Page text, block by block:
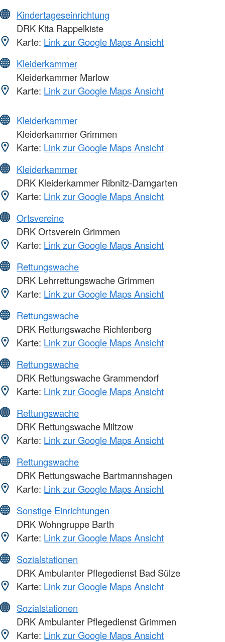
Kindertageseinrichtung
DRK Kita Rappelkiste
Karte: Link zur Google Maps Ansicht
Kleiderkammer
Kleiderkammer Marlow
Karte: Link zur Google Maps Ansicht
Kleiderkammer
Kleiderkammer Grimmen
Karte: Link zur Google Maps Ansicht
Kleiderkammer
DRK Kleiderkammer Ribnitz-Damgarten
Karte: Link zur Google Maps Ansicht
Ortsvereine
DRK Ortsverein Grimmen
Karte: Link zur Google Maps Ansicht
Rettungswache
DRK Lehrrettungswache Grimmen
Karte: Link zur Google Maps Ansicht
Rettungswache
DRK Rettungswache Richtenberg
Karte: Link zur Google Maps Ansicht
Rettungswache
DRK Rettungswache Grammendorf
Karte: Link zur Google Maps Ansicht
Rettungswache
DRK Rettungswache Miltzow
Karte: Link zur Google Maps Ansicht
Rettungswache
DRK Rettungswache Bartmannshagen
Karte: Link zur Google Maps Ansicht
Sonstige Einrichtungen
DRK Wohngruppe Barth
Karte: Link zur Google Maps Ansicht
Sozialstationen
DRK Ambulanter Pflegedienst Bad Sülze
Karte: Link zur Google Maps Ansicht
Sozialstationen
DRK Ambulanter Pflegedienst Grimmen
Karte: Link zur Google Maps Ansicht